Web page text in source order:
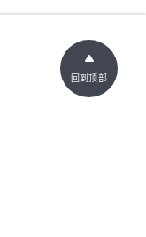
回到顶部